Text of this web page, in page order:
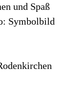
und Spaß
Symbolbild